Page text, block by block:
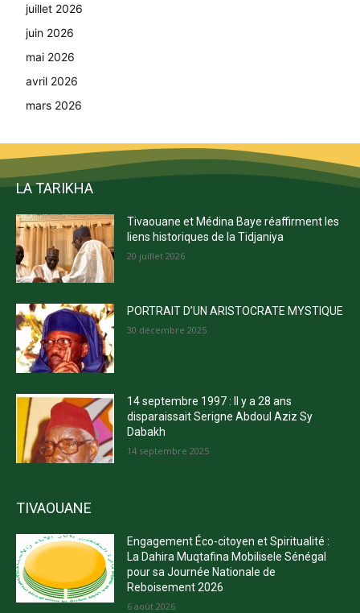
juillet 2026
juin 2026
mai 2026
avril 2026
mars 2026
LA TARIKHA
Tivaouane et Médina Baye réaffirment les
liens historiques de la Tidjaniya
20 juillet 2026
PORTRAIT D’UN ARISTOCRATE MYSTIQUE
30 décembre 2025
14 septembre 1997 : Il y a 28 ans
disparaissait Serigne Abdoul Aziz Sy
Dabakh
14 septembre 2025
TIVAOUANE
Engagement Éco-citoyen et Spiritualité :
La Dahira Muqtafina Mobilisele Sénégal
pour sa Journée Nationale de
Reboisement 2026
6 août 2026